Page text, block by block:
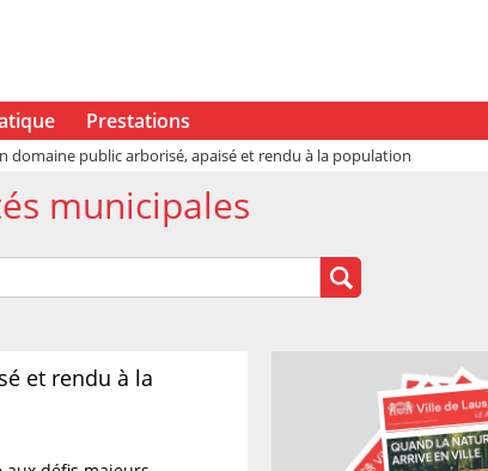
Prestations
domaine public arborisé, apaisé et rendu à la population
municipales
et rendu à la